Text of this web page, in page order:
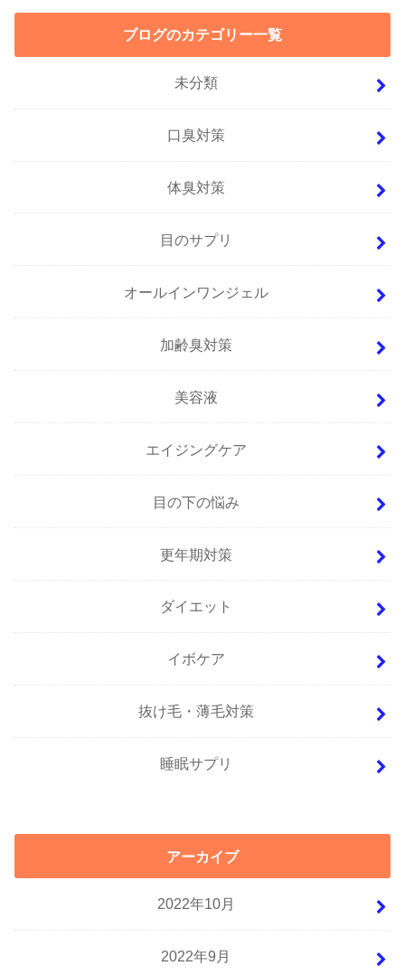
ブログのカテゴリー一覧
未分類
口臭対策
体臭対策
目のサプリ
オールインワンジェル
加齢臭対策
美容液
エイジングケア
目の下の悩み
更年期対策
ダイエット
イボケア
抜け毛・薄毛対策
睡眠サプリ
アーカイブ
2022年10月
2022年9月